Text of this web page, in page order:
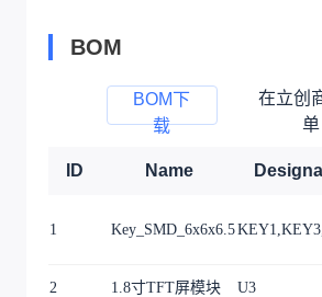
BOM
BOM下
载
在立创
单
ID Name
1 Key_SMD_6x6x6.5
2 1.8寸TFT屏模块 U3